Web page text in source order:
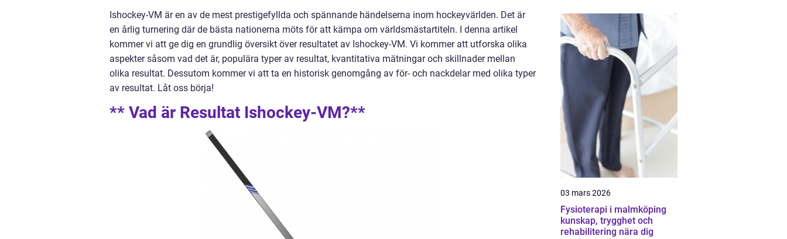
Ishockey-VM är en av de mest prestigefyllda och spännande händelserna inom hockeyvärlden. Det är
en årlig turnering där de bästa nationerna möts för att kämpa om världsmästartiteln. I denna artikel
kommer vi att ge dig en grundlig översikt över resultatet av Ishockey-VM. Vi kommer att utforska olika
aspekter såsom vad det är, populära typer av resultat, kvantitativa mätningar och skillnader mellan
olika resultat. Dessutom kommer vi att ta en historisk genomgång av för- och nackdelar med olika typer
av resultat. Låt oss börja!
** Vad är Resultat Ishockey-VM?**
03 mars 2026
Fysioterapi i malmköping
kunskap, trygghet och
rehabilitering nära dig